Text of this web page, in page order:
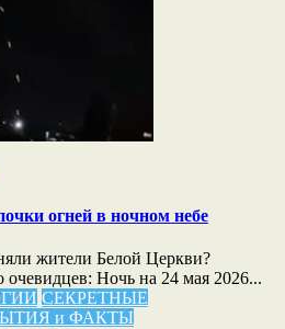
огней в ночном небе
жители Белой Церкви?
очевидцев: Ночь на 24 мая 2026...
СЕКРЕТНЫЕ
и ФАКТЫ